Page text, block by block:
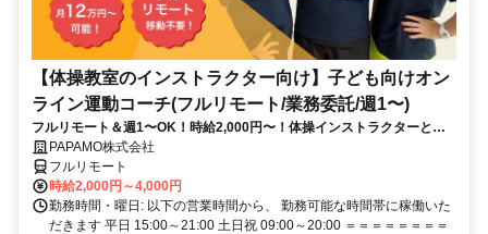
【体操教室のインストラクター向け】子ども向けオン
ライン運動コーチ(フルリモート/業務委託/週1〜)
フルリモート＆週1〜OK！時給2,000円〜！体操インストラクターとし
て培ってきた経験を活かしながら、スキマ時間で子どもを支援できるお
仕事です◎
PAPAMO株式会社
フルリモート
時給2,000円～4,000円
勤務時間・曜日: 以下の営業時間から、 勤務可能な時間帯に稼働いた
だきます 平日 15:00～21:00 土日祝 09:00～20:00 ＝＝＝＝＝＝＝＝